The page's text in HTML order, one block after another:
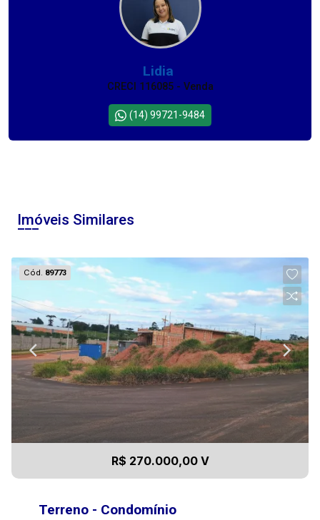
Lidia
CRECI 116085 - Venda
(14) 99721-9484
Imóveis Similares
Cód. 89773
R$ 270.000,00 V
Terreno - Condomínio